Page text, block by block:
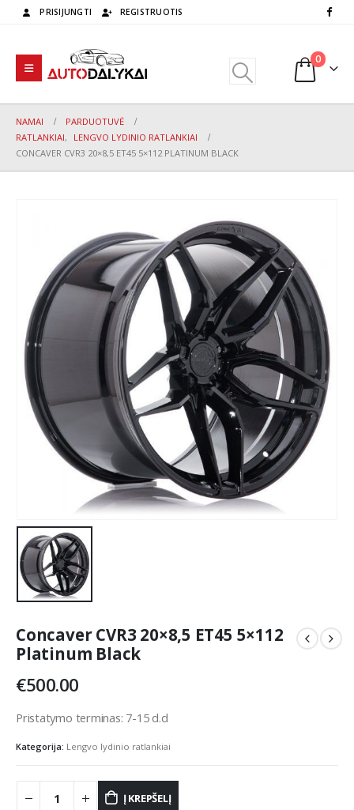
PRISIJUNGTI REGISTRUOTIS
0
NAMAI
PARDUOTUVĖ
RATLANKIAI,
LENGVO LYDINIO RATLANKIAI
CONCAVER CVR3 20×8,5 ET45 5×112 PLATINUM BLACK
Concaver CVR3 20×8,5 ET45 5×112
Platinum Black
€500.00
Pristatymo terminas: 7-15 d.d
Kategorija: Lengvo lydinio ratlankiai
Į KREPŠELĮ